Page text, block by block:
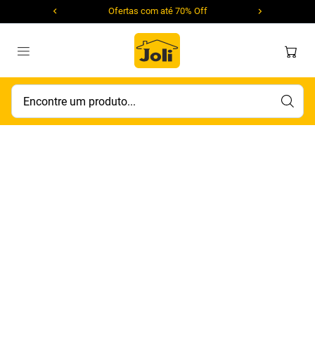
Ofertas com até 70% Off
Encontre um produto...